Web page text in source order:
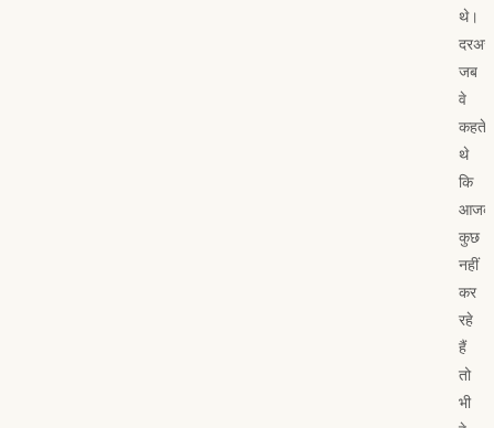
थे।
जब
वे
कहते
थे
कि
कुछ
नहीं
कर
रहे
हैं
तो
भी